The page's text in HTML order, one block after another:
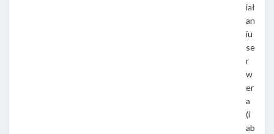
iał
an
iu
se
r
w
er
a
(i
ab